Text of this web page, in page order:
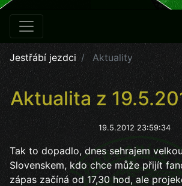
Jestřábí jezdci Aktuality
Aktualita z
19.5.2012 23:59:34
Tak to dopadlo, dnes sehrajem
Slovenskem, kdo chce může přijít
zápas začíná od 17,30 hod, ale